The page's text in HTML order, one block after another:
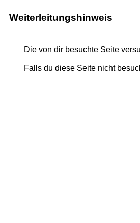
Weiterleitungshinweis
Die von dir besuchte Seite
Falls du diese Seite nicht